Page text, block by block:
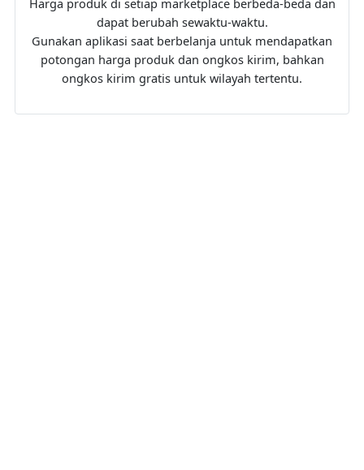
dapat berubah sewaktu-waktu.
Gunakan aplikasi saat berbelanja untuk mendapatkan
potongan harga produk dan ongkos kirim, bahkan
ongkos kirim gratis untuk wilayah tertentu.